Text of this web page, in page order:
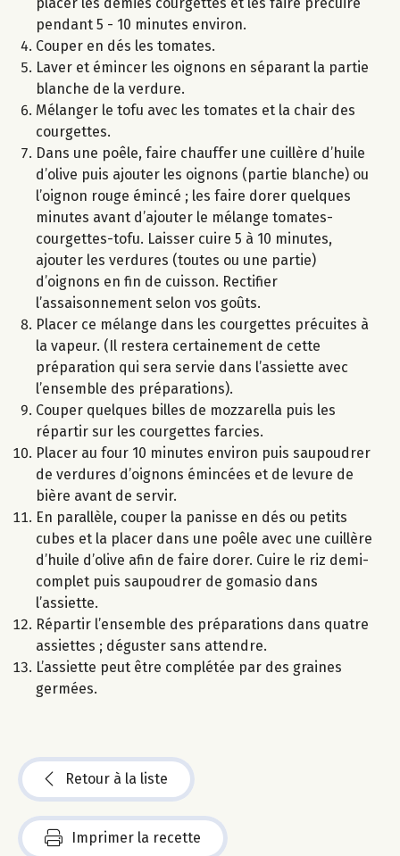
pendant 5 - 10 minutes environ.
Couper en dés les tomates.
Laver et émincer les oignons en séparant la partie
blanche de la verdure.
Mélanger le tofu avec les tomates et la chair des
courgettes.
Dans une poêle, faire chauffer une cuillère d’huile
d’olive puis ajouter les oignons (partie blanche) ou
l’oignon rouge émincé ; les faire dorer quelques
minutes avant d’ajouter le mélange tomates-
courgettes-tofu. Laisser cuire 5 à 10 minutes,
ajouter les verdures (toutes ou une partie)
d’oignons en fin de cuisson. Rectifier
l’assaisonnement selon vos goûts.
Placer ce mélange dans les courgettes précuites à
la vapeur. (Il restera certainement de cette
préparation qui sera servie dans l’assiette avec
l’ensemble des préparations).
Couper quelques billes de mozzarella puis les
répartir sur les courgettes farcies.
Placer au four 10 minutes environ puis saupoudrer
de verdures d’oignons émincées et de levure de
bière avant de servir.
En parallèle, couper la panisse en dés ou petits
cubes et la placer dans une poêle avec une cuillère
d’huile d’olive afin de faire dorer. Cuire le riz demi-
complet puis saupoudrer de gomasio dans
l’assiette.
Répartir l’ensemble des préparations dans quatre
assiettes ; déguster sans attendre.
L’assiette peut être complétée par des graines
germées.
Retour à la liste
Imprimer la recette